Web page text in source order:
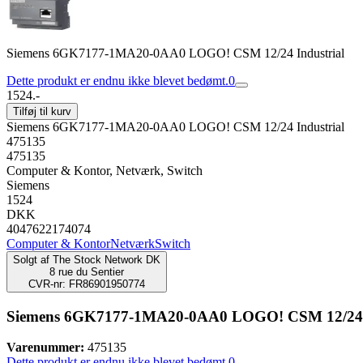
Siemens 6GK7177-1MA20-0AA0 LOGO! CSM 12/24 Industrial
Dette produkt er endnu ikke blevet bedømt.0
1524.-
Tilføj til kurv
Siemens 6GK7177-1MA20-0AA0 LOGO! CSM 12/24 Industrial
475135
475135
Computer & Kontor, Netværk, Switch
Siemens
1524
DKK
4047622174074
Computer & KontorNetværkSwitch
Solgt af The Stock Network DK
8 rue du Sentier
CVR-nr: FR86901950774
Siemens 6GK7177-1MA20-0AA0 LOGO! CSM 12/
Varenummer: 475135